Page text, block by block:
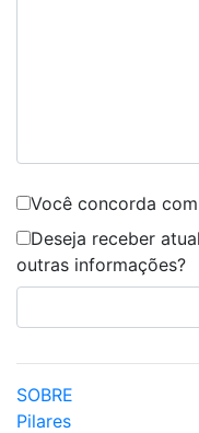
Você concorda
Deseja receber
outras informações?
SOBRE
Pilares